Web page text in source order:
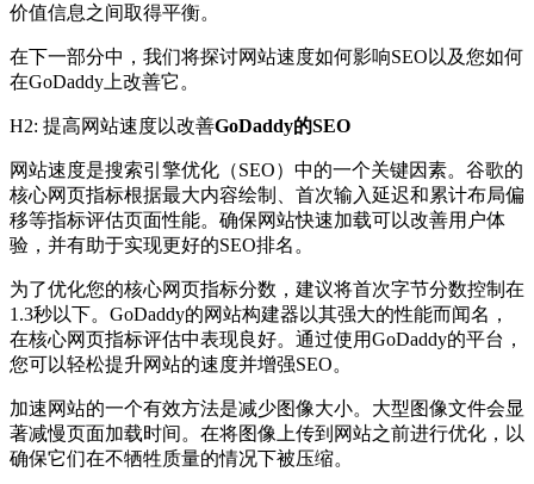
价值信息之间取得平衡。
在下一部分中，我们将探讨网站速度如何影响SEO以及您如何
在GoDaddy上改善它。
H2: 提高网站速度以改善GoDaddy的SEO
网站速度是搜索引擎优化（SEO）中的一个关键因素。谷歌的
核心网页指标根据最大内容绘制、首次输入延迟和累计布局偏
移等指标评估页面性能。确保网站快速加载可以改善用户体
验，并有助于实现更好的SEO排名。
为了优化您的核心网页指标分数，建议将首次字节分数控制在
1.3秒以下。GoDaddy的网站构建器以其强大的性能而闻名，
在核心网页指标评估中表现良好。通过使用GoDaddy的平台，
您可以轻松提升网站的速度并增强SEO。
加速网站的一个有效方法是减少图像大小。大型图像文件会显
著减慢页面加载时间。在将图像上传到网站之前进行优化，以
确保它们在不牺牲质量的情况下被压缩。